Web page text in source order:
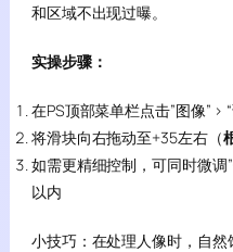
和区域不出现过曝。
实操步骤：
在PS顶部菜单栏点击”图像” >
将滑块向右拖动至+35左右（
如需更精细控制，可同时微调
以内
小技巧：在处理人像时，自